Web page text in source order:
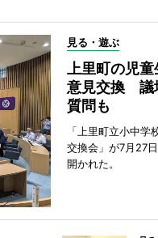
見る・遊ぶ
上里町の児
意見交換 議
質問も
「上里町立小中学
交換会」が7月27
開かれた。